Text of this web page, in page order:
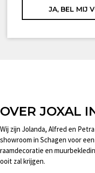
OVER JOXAL
Wij zijn Jolanda, Alfred en
showroom in Schagen voor
raamdecoratie en
ooit zal krijgen.